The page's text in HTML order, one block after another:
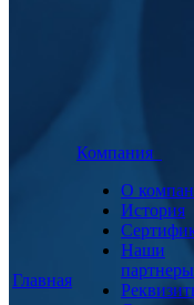
Главная
Компания
О
История
Наши
партнеры